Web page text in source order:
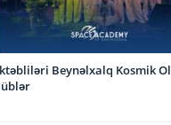
Beynəlxalq Kosmik